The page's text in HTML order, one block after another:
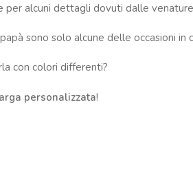
alcuni dettagli dovuti dalle
sono solo alcune delle occasioni
con colori differenti?
personalizzata!